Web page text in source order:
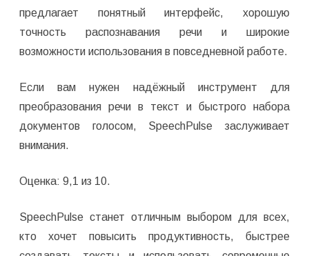
предлагает понятный интерфейс, хорошую
точность распознавания речи и широкие
возможности использования в повседневной работе.
Если вам нужен надёжный инструмент для
преобразования речи в текст и быстрого набора
документов голосом, SpeechPulse заслуживает
внимания.
Оценка: 9,1 из 10.
SpeechPulse станет отличным выбором для всех,
кто хочет повысить продуктивность, быстрее